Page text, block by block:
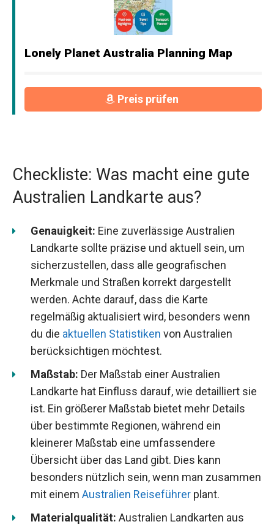
Lonely Planet Australia Planning Map
Preis prüfen
Checkliste: Was macht eine gute
Australien Landkarte aus?
Genauigkeit: Eine zuverlässige Australien
Landkarte sollte präzise und aktuell sein, um
sicherzustellen, dass alle geografischen
Merkmale und Straßen korrekt dargestellt
werden. Achte darauf, dass die Karte
regelmäßig aktualisiert wird, besonders wenn
du die aktuellen Statistiken von Australien
berücksichtigen möchtest.
Maßstab: Der Maßstab einer Australien
Landkarte hat Einfluss darauf, wie detailliert sie
ist. Ein größerer Maßstab bietet mehr Details
über bestimmte Regionen, während ein
kleinerer Maßstab eine umfassendere
Übersicht über das Land gibt. Dies kann
besonders nützlich sein, wenn man zusammen
mit einem Australien Reiseführer plant.
Materialqualität: Australien Landkarten aus